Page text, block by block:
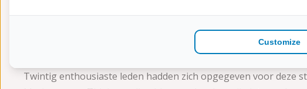
7 jaar geleden vso_support
volwassenen
Twintig enthousiaste leden hadden zich opgegeven voor deze
Customize